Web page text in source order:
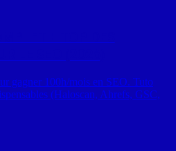
gagner 100h/mois en SEO. Tuto
(Haloscan, Ahrefs, GSC,